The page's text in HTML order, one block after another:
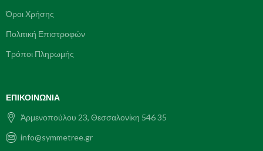
Όροι Χρήσης
Πολιτική Επιστροφών
Τρόποι Πληρωμής
ΕΠΙΚΟΙΝΩΝΊΑ
Ἀρμενοπούλου 23, Θεσσαλονίκη 546 35
info@symmetree.gr